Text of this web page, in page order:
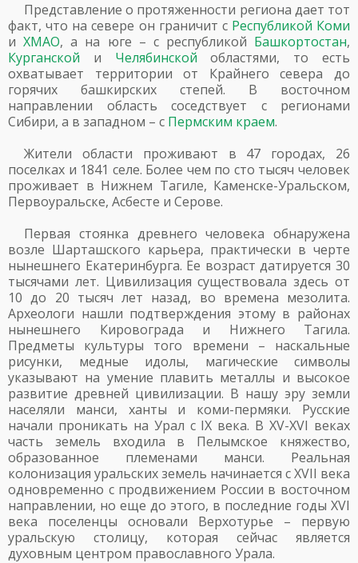
Представление о протяженности региона дает тот
факт, что на севере он граничит с Республикой Коми
иХМАО, а на юге – с республикой Башкортостан,
Курганской и Челябинской областями, то есть
охватывает территории от Крайнего севера до
горячих башкирских степей. В восточном
направлении область соседствует с регионами
Сибири, а в западном – с Пермским краем.
Жители области проживают в 47 городах, 26
поселках и 1841 селе. Более чем по сто тысяч человек
проживает в Нижнем Тагиле, Каменске-Уральском,
Первоуральске, Асбесте и Серове.
Первая стоянка древнего человека обнаружена
возле Шарташского карьера, практически в черте
нынешнего Екатеринбурга. Ее возраст датируется 30
тысячами лет. Цивилизация существовала здесь от
10 до 20 тысяч лет назад, во времена мезолита.
Археологи нашли подтверждения этому в районах
нынешнего Кировограда и Нижнего Тагила.
Предметы культуры того времени – наскальные
рисунки, медные идолы, магические символы
указывают на умение плавить металлы и высокое
развитие древней цивилизации. В нашу эру земли
населяли манси, ханты и коми-пермяки. Русские
начали проникать на Урал с IX века. В XV-XVI веках
часть земель входила в Пелымское княжество,
образованное племенами манси. Реальная
колонизация уральских земель начинается с XVII века
одновременно с продвижением России в восточном
направлении, но еще до этого, в последние годы XVI
века поселенцы основали Верхотурье – первую
уральскую столицу, которая сейчас является
духовным центром православного Урала.